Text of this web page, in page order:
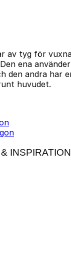
INSPIRATION